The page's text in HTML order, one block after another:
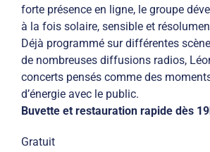
forte présence en ligne, le groupe
à la fois solaire, sensible et
Déjà programmé sur différentes
de nombreuses diffusions radios,
concerts pensés comme des
d’énergie avec le public.
Buvette et restauration rapide dès
Gratuit